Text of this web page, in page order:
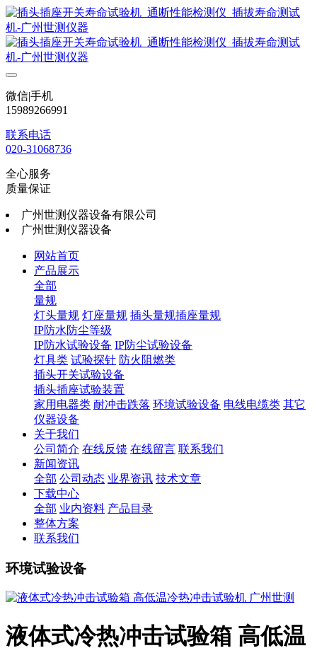
微信|手机
15989266991
联系电话
020-31068736
全心服务
质量保证
广州世测仪器设备有限公司
广州世测仪器设备
网站首页
产品展示
全部
量规
灯头量规 灯座量规 插头量规插座量规
IP防水防尘等级
IP防水试验设备 IP防尘试验设备
灯具类 试验探针 防火阻燃类
插头开关试验设备
插头插座试验装置
家用电器类 耐冲击跌落 环境试验设备 电线电缆类 其它
仪器设备
关于我们
公司简介 在线反馈 在线留言 联系我们
新闻资讯
全部 公司动态 业界资讯 技术文章
下载中心
全部 业内资料 产品目录
整体方案
联系我们
环境试验设备
液体式冷热冲击试验箱 高低温